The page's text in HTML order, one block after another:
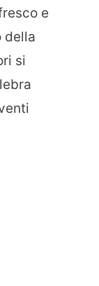
e
della
si